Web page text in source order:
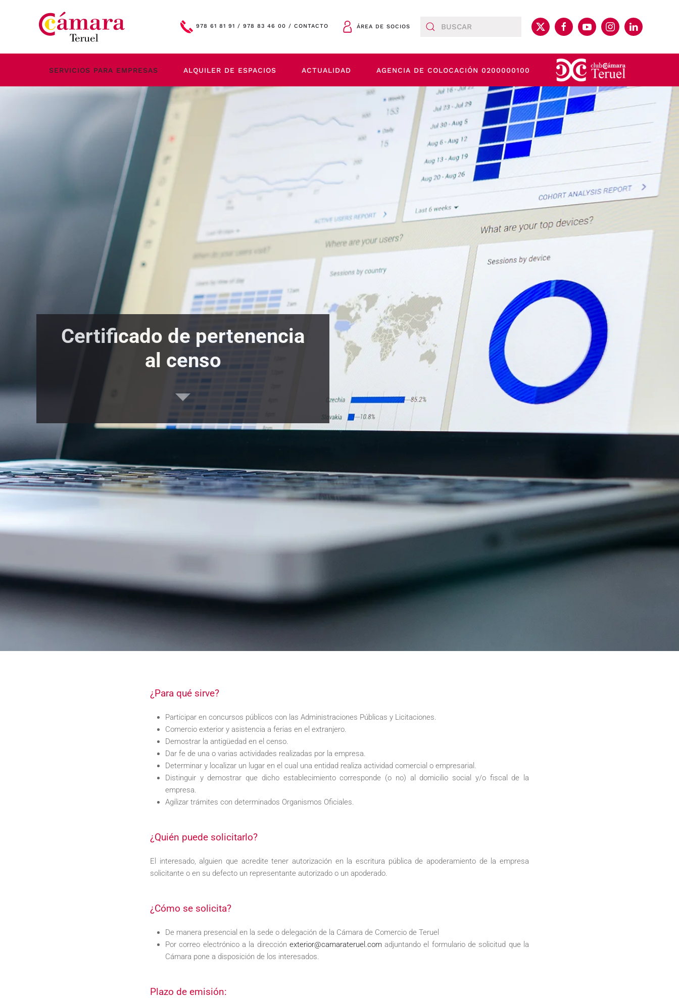
Skip to main content 978 61 81 91 / 978 83 46 00 / CONTACTO ÁREA DE SOCIOS
SERVICIOS PARA EMPRESAS ALQUILER DE ESPACIOS ACTUALIDAD AGENCIA DE COLOCACIÓN 0200000100
Certificado de pertenencia
al censo
¿Para qué sirve?
Participar en concursos públicos con las Administraciones Públicas y Licitaciones.
Comercio exterior y asistencia a ferias en el extranjero.
Demostrar la antigüedad en el censo.
Dar fe de una o varias actividades realizadas por la empresa.
Determinar y localizar un lugar en el cual una entidad realiza actividad comercial o empresarial.
Distinguir y demostrar que dicho establecimiento corresponde (o no) al domicilio social y/o fiscal de la
empresa.
Agilizar trámites con determinados Organismos Oficiales.
¿Quién puede solicitarlo?
El interesado, alguien que acredite tener autorización en la escritura pública de apoderamiento de la empresa
solicitante o en su defecto un representante autorizado o un apoderado.
¿Cómo se solicita?
De manera presencial en la sede o delegación de la Cámara de Comercio de Teruel
Por correo electrónico a la dirección exterior@camarateruel.comadjuntando el formulario de solicitud que la
Cámara pone a disposición de los interesados.
Plazo de emisión: